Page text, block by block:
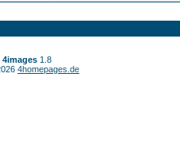
4images1.8
4homepages.de